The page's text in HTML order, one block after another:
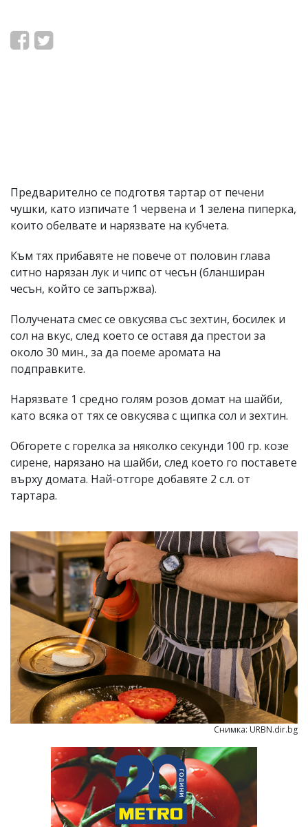
Предварително се подготвя тартар от печени
чушки, като изпичате 1 червена и 1 зелена пиперка,
които обелвате и нарязвате на кубчета.
Към тях прибавяте не повече от половин глава
ситно нарязан лук и чипс от чесън (бланширан
чесън, който се запържва).
Получената смес се овкусява със зехтин, босилек и
сол на вкус, след което се оставя да престои за
около 30 мин., за да поеме аромата на
подправките.
Нарязвате 1 средно голям розов домат на шайби,
като всяка от тях се овкусява с щипка сол и зехтин.
Обгорете с горелка за няколко секунди 100 гр. козе
сирене, нарязано на шайби, след което го поставете
върху домата. Най-отгоре добавяте 2 с.л. от
тартара.
Снимка: URBN.dir.bg